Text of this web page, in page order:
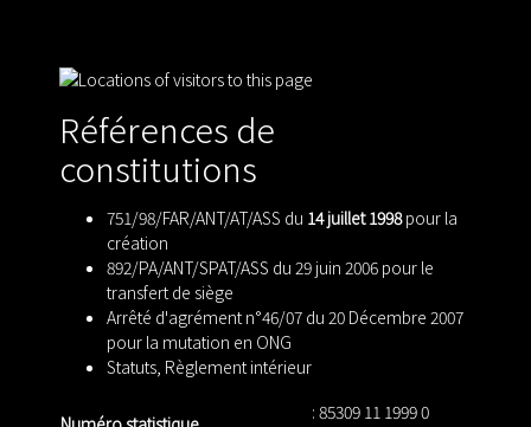
Références de
constitutions
751/98/FAR/ANT/AT/ASS du 14 juillet 1998pour la
création
892/PA/ANT/SPAT/ASS du 29 juin 2006 pour le
transfert de siège
Arrêté d'agrément n°46/07 du 20 Décembre 2007
pour la mutation en ONG
Statuts Règlement intérieur
: 85309 11 1999 0